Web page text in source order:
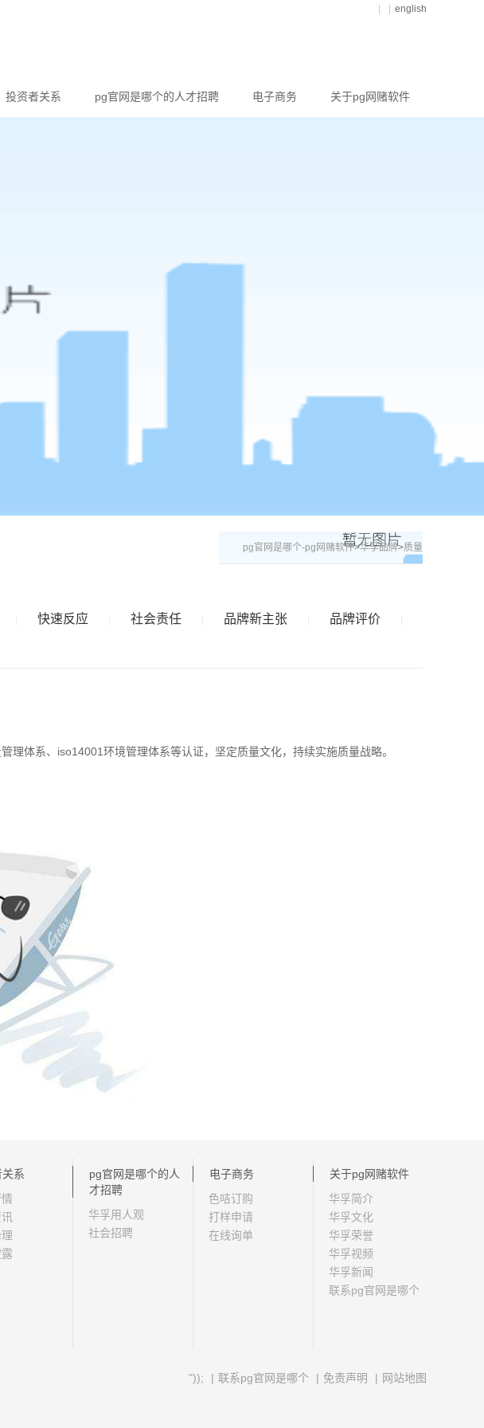
english
投资者关系 pg官网是哪个的人才招聘 电子商务 关于pg网赌软件
pg官网是哪个-pg网赌软件>华孚品牌>质量
品牌评价
品牌新主张
社会责任
快速反应
理体系、 iso14001环境管理体系等认证，坚定质量文化，持续实施质量战略。
系
pg官网是哪个的人
才招聘
华孚用人观
社会招聘
电子商务
色咭订购
打样申请
在线询单
关于pg网赌软件
华孚简介
华孚文化
华孚荣誉
华孚视频
华孚新闻
联系pg官网是哪个
")); | 联系pg官网是哪个 | 免责声明 | 网站地图